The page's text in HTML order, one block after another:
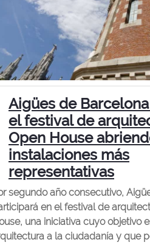
Aigües de
el festival de
Open House
instalaciones más
representativas
segundo año consecutivo,
en el festival de
una iniciativa cuyo objetivo
a la ciudadanía y que